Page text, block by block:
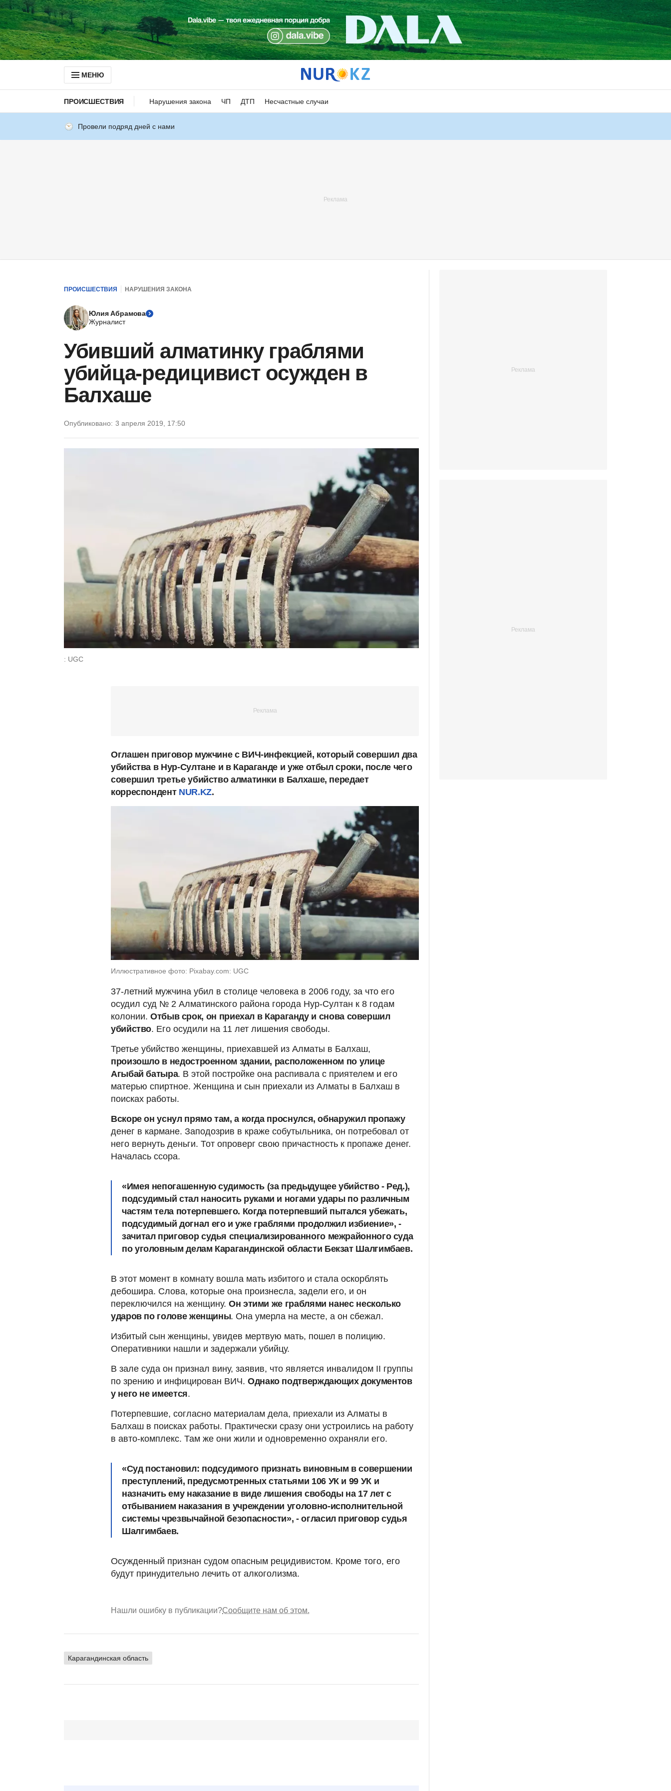
МЕНЮ
ПРОИСШЕСТВИЯ Нарушения закона ЧП ДТП Несчастные случаи
Провели подряд дней с нами
ПРОИСШЕСТВИЯ НАРУШЕНИЯ ЗАКОНА
Юлия Абрамова
Журналист
Убивший алматинку граблями
убийца-редицивист осужден в
Балхаше
Опубликовано: 3 апреля 2019, 17:50
: UGC
Оглашен приговор мужчине с ВИЧ-инфекцией, который совершил два
убийства в Нур-Султане и в Караганде и уже отбыл сроки, после чего
совершил третье убийство алматинки в Балхаше, передает
корреспондент NUR.KZ.
Иллюстративное фото: Pixabay.com: UGC
37-летний мужчина убил в столице человека в 2006 году, за что его
осудил суд № 2 Алматинского района города Нур-Султан к 8 годам
колонии. Отбыв срок, он приехал в Караганду и снова совершил
убийство. Его осудили на 11 лет лишения свободы.
Третье убийство женщины, приехавшей из Алматы в Балхаш,
произошло в недостроенном здании, расположенном по улице
Агыбай батыра. В этой постройке она распивала с приятелем и его
матерью спиртное. Женщина и сын приехали из Алматы в Балхаш в
поисках работы.
Вскоре он уснул прямо там, а когда проснулся, обнаружил пропажу
денег в кармане. Заподозрив в краже собутыльника, он потребовал от
него вернуть деньги. Тот опроверг свою причастность к пропаже денег.
Началась ссора.
«Имея непогашенную судимость (за предыдущее убийство - Ред.),
подсудимый стал наносить руками и ногами удары по различным
частям тела потерпевшего. Когда потерпевший пытался убежать,
подсудимый догнал его и уже граблями продолжил избиение», -
зачитал приговор судья специализированного межрайонного суда
по уголовным делам Карагандинской области Бекзат Шалгимбаев.
В этот момент в комнату вошла мать избитого и стала оскорблять
дебошира. Слова, которые она произнесла, задели его, и он
переключился на женщину. Он этими же граблями нанес несколько
ударов по голове женщины. Она умерла на месте, а он сбежал.
Избитый сын женщины, увидев мертвую мать, пошел в полицию.
Оперативники нашли и задержали убийцу.
В зале суда он признал вину, заявив, что является инвалидом II группы
по зрению и инфицирован ВИЧ. Однако подтверждающих документов
у него не имеется.
Потерпевшие, согласно материалам дела, приехали из Алматы в
Балхаш в поисках работы. Практически сразу они устроились на работу
в авто-комплекс. Там же они жили и одновременно охраняли его.
«Суд постановил: подсудимого признать виновным в совершении
преступлений, предусмотренных статьями 106 УК и 99 УК и
назначить ему наказание в виде лишения свободы на 17 летс
отбыванием наказания в учреждении уголовно-исполнительной
системы чрезвычайной безопасности», - огласил приговор судья
Шалгимбаев.
Осужденный признан судом опасным рецидивистом. Кроме того, его
будут принудительно лечить от алкоголизма.
Нашли ошибку в публикации?Сообщите нам об этом.
Карагандинская область